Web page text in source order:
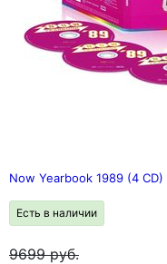
Now Yearbook 1989 (4 CD)
Есть в наличии
9699руб.